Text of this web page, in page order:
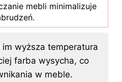
mebli minimalizuje
wyższa temperatura
farba wysycha, co
w meble.